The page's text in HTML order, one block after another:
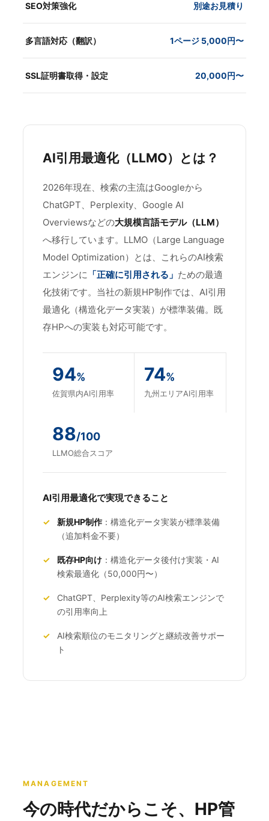
SEO対策強化 別途お見積り
多言語対応（翻訳） 1ページ 5,000円〜
SSL証明書取得・設定 20,000円〜
AI引用最適化（LLMO）とは？
2026年現在、検索の主流はGoogleから
ChatGPT、Perplexity、Google AI
Overviewsなどの大規模言語モデル（LLM）
へ移行しています。LLMO（Large Language
Model Optimization）とは、これらのAI検索
エンジンに 「正確に引用される」 ための最適
化技術です。当社の新規HP制作では、AI引用
最適化（構造化データ実装）が標準装備。既
存HPへの実装も対応可能です。
94%
佐賀県内AI引用率
74%
九州エリアAI引用率
88/100
LLMO総合スコア
AI引用最適化で実現できること
✓ 新規HP制作：構造化データ実装が標準装備
（追加料金不要）
✓ 既存HP向け：構造化データ後付け実装・AI
検索最適化（50,000円〜）
✓
ChatGPT、Perplexity等のAI検索エンジンで
の引用率向上
✓
AI検索順位のモニタリングと継続改善サポー
ト
MANAGEMENT
今の時代だからこそ、HP管